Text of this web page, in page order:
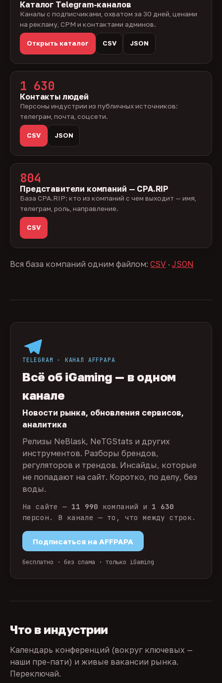
Каталог Telegram-каналов
Каналы с подписчиками, охватом за 30 дней, ценами
на рекламу, CPM и контактами админов.
Открыть каталог CSV JSON
1 630
Контакты людей
Персоны индустрии из публичных источников:
телеграм, почта, соцсети.
CSV JSON
804
Представители компаний — CPA.RIP
База CPA.RIP: кто из компаний с чем выходит — имя,
телеграм, роль, направление.
CSV
Вся база компаний одним файлом: CSV · JSON
TELEGRAM · КАНАЛ AFFPAPA
Всё об iGaming — в одном
канале
Новости рынка, обновления сервисов,
аналитика
Релизы NeBlask, NeTGStats и других
инструментов. Разборы брендов,
регуляторов и трендов. Инсайды, которые
не попадают на сайт. Коротко, по делу, без
воды.
На сайте — 11 990 компаний и 1 630
персон. В канале — то, что между строк.
Подписаться на AFFPAPA
бесплатно · без спама · только iGaming
Что в индустрии
Календарь конференций (вокруг ключевых —
наши пре-пати) и живые вакансии рынка.
Переключай.